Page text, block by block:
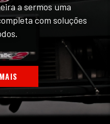
a sermos uma
com soluções